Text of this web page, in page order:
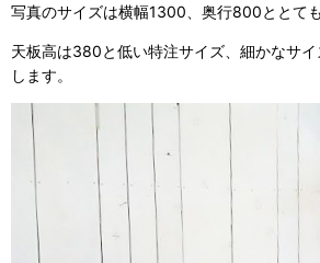
写真のサイズは横幅1300、奥行800ととて
天板高は380と低い特注サイズ、細かなサ
します。